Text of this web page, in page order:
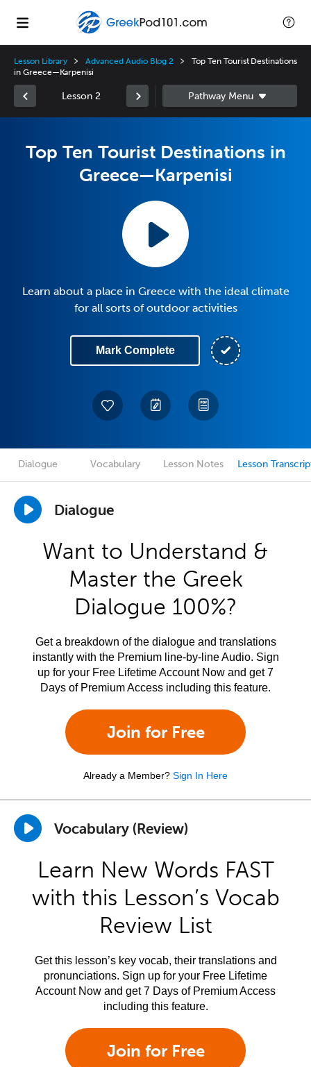
Lesson Library Advanced Audio Blog 2
Top Ten Tourist Destinations
in Greece—Karpenisi
Lesson 2
Top Ten Tourist Destinations in
Greece—Karpenisi
Learn about a place in Greece with the ideal climate
for all sorts of outdoor activities
Mark Complete
Dialogue Vocabulary Lesson Notes Lesson
Dialogue
Want to Understand &
Master the Greek
Dialogue 100%?
Get a breakdown of the dialogue and translations
instantly with the Premium line-by-line Audio. Sign
up for your Free Lifetime Account Now and get 7
Days of Premium Access including this feature.
Join for Free
Already a Member? Sign In Here
Vocabulary (Review)
Learn New Words FAST
with this Lesson’s Vocab
Review List
Get this lesson’s key vocab, their translations and
pronunciations. Sign up for your Free Lifetime
Account Now and get 7 Days of Premium Access
including this feature.
Join for Free